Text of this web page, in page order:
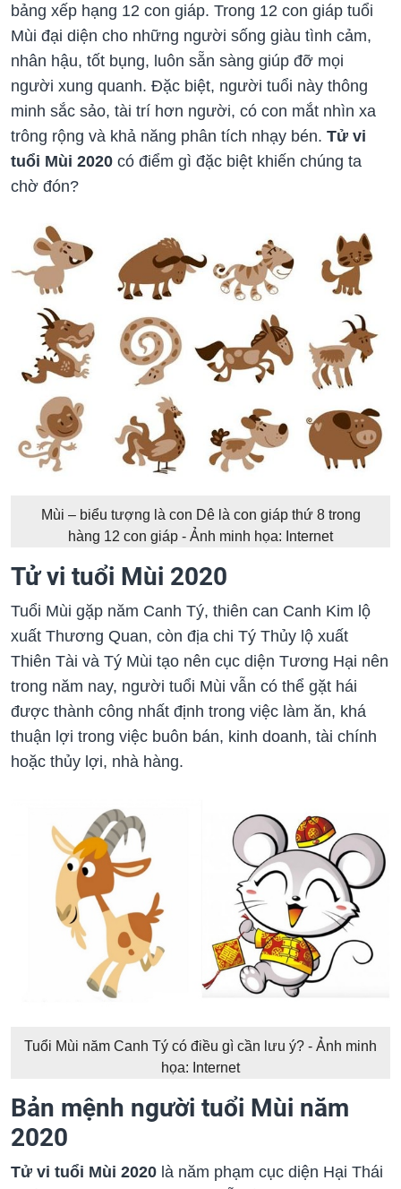
bảng xếp hạng 12 con giáp. Trong 12 con giáp tuổi
Mùi đại diện cho những người sống giàu tình cảm,
nhân hậu, tốt bụng, luôn sẵn sàng giúp đỡ mọi
người xung quanh. Đặc biệt, người tuổi này thông
minh sắc sảo, tài trí hơn người, có con mắt nhìn xa
trông rộng và khả năng phân tích nhạy bén. Tử vi
tuổi Mùi 2020 có điểm gì đặc biệt khiến chúng ta
chờ đón?
Mùi – biểu tượng là con Dê là con giáp thứ 8 trong
hàng 12 con giáp - Ảnh minh họa: Internet
Tử vi tuổi Mùi 2020
Tuổi Mùi gặp năm Canh Tý, thiên can Canh Kim lộ
xuất Thương Quan, còn địa chi Tý Thủy lộ xuất
Thiên Tài và Tý Mùi tạo nên cục diện Tương Hại nên
trong năm nay, người tuổi Mùi vẫn có thể gặt hái
được thành công nhất định trong việc làm ăn, khá
thuận lợi trong việc buôn bán, kinh doanh, tài chính
hoặc thủy lợi, nhà hàng.
Tuổi Mùi năm Canh Tý có điều gì cần lưu ý? - Ảnh minh
họa: Internet
Bản mệnh người tuổi Mùi năm
2020
Tử vi tuổi Mùi 2020 là năm phạm cục diện Hại Thái